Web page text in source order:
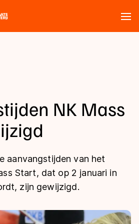
NK Mass
aanvangstijden van het
Start, dat op 2 januari in
zijn gewijzigd.